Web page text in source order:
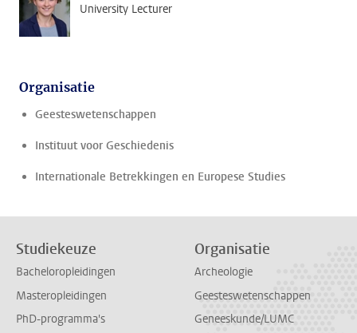
University Lecturer
Organisatie
Geesteswetenschappen
Instituut voor Geschiedenis
Internationale Betrekkingen en Europese Studies
Studiekeuze
Bacheloropleidingen
Masteropleidingen
PhD-programma's
Organisatie
Archeologie
Geesteswetenschappen
Geneeskunde/LUMC